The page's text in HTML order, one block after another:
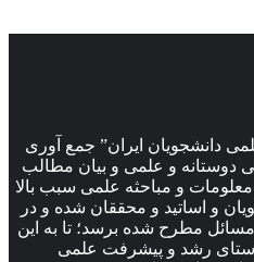
دانشجویان ایران” جمع آوری
دوستانه و علمی و بیان مطالب
و مباحثه علمی سبب بالا
و اساتید و محققان شده و در
مسائل مطرح شده برسد؛ تا به این
رشد و پیشرفت علمی